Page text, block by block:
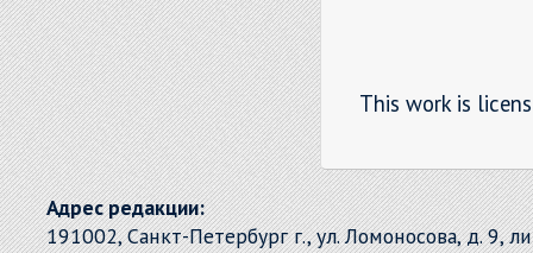
This work is
Адрес редакции:
191002, Санкт-Петербург г., ул. Ломоносова, д. 9,